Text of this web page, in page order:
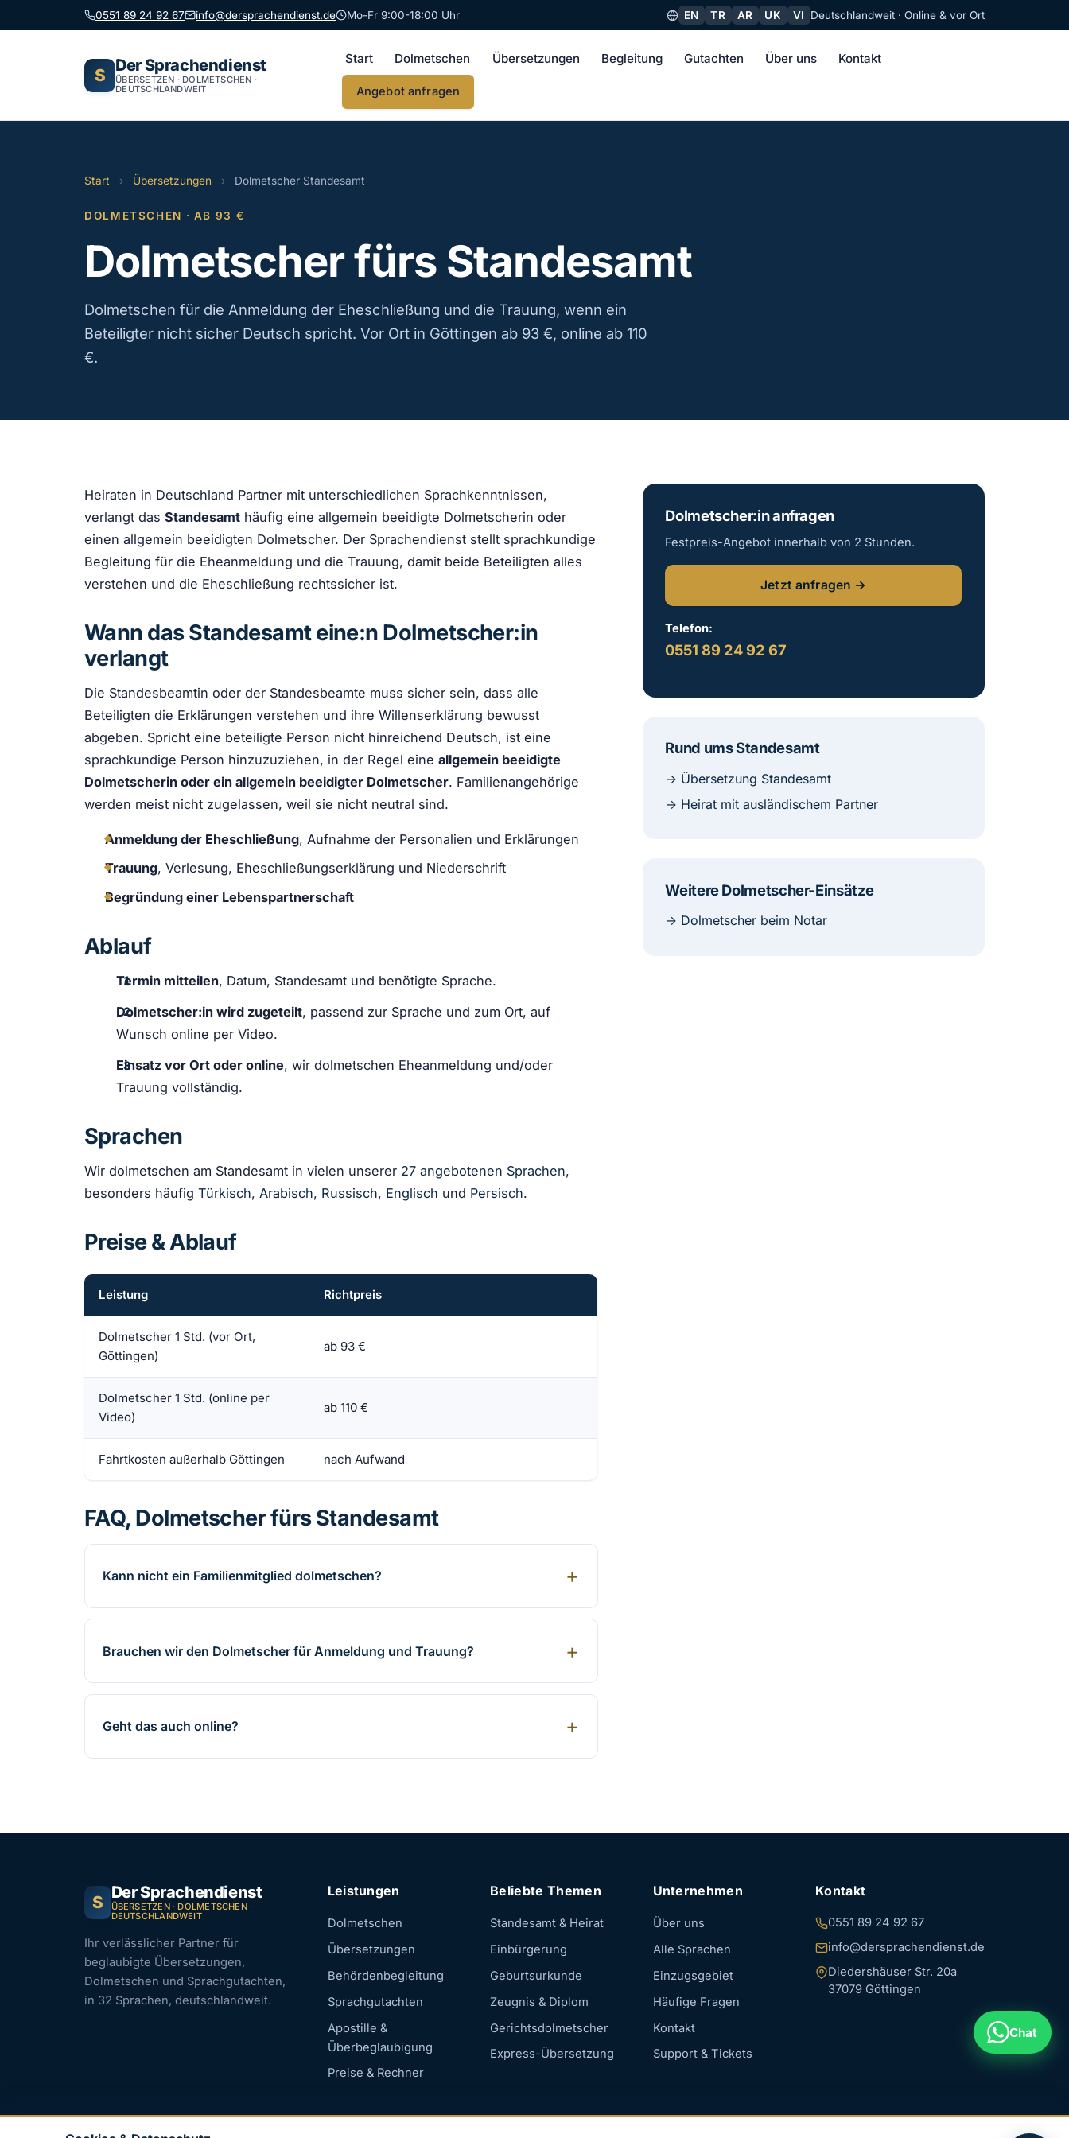
0551 89 24 92 67 info@dersprachendienst.de Mo-Fr 9:00-18:00 Uhr EN TR AR UK VI Deutschlandweit · Online & vor Ort
S Der Sprachendienst
ÜBERSETZEN · DOLMETSCHEN ·
DEUTSCHLANDWEIT
Start Dolmetschen Übersetzungen Begleitung Gutachten Über uns Kontakt
Angebot anfragen
Start › Übersetzungen › Dolmetscher Standesamt
DOLMETSCHEN · AB 93 €
Dolmetscher fürs Standesamt
Dolmetschen für die Anmeldung der Eheschließung und die Trauung, wenn ein
Beteiligter nicht sicher Deutsch spricht. Vor Ort in Göttingen ab 93 €, online ab 110
€.
Heiraten in Deutschland Partner mit unterschiedlichen Sprachkenntnissen,
verlangt das Standesamt häufig eine allgemein beeidigte Dolmetscherin oder
einen allgemein beeidigten Dolmetscher. Der Sprachendienst stellt sprachkundige
Begleitung für die Eheanmeldung und die Trauung, damit beide Beteiligten alles
verstehen und die Eheschließung rechtssicher ist.
Wann das Standesamt eine:n Dolmetscher:in
verlangt
Die Standesbeamtin oder der Standesbeamte muss sicher sein, dass alle
Beteiligten die Erklärungen verstehen und ihre Willenserklärung bewusst
abgeben. Spricht eine beteiligte Person nicht hinreichend Deutsch, ist eine
sprachkundige Person hinzuzuziehen, in der Regel eine allgemein beeidigte
Dolmetscherin oder ein allgemein beeidigter Dolmetscher. Familienangehörige
werden meist nicht zugelassen, weil sie nicht neutral sind.
Anmeldung der Eheschließung, Aufnahme der Personalien und Erklärungen
Trauung, Verlesung, Eheschließungserklärung und Niederschrift
Begründung einer Lebenspartnerschaft
Ablauf
Termin mitteilen, Datum, Standesamt und benötigte Sprache.
Dolmetscher:in wird zugeteilt, passend zur Sprache und zum Ort, auf
Wunsch online per Video.
Einsatz vor Ort oder online, wir dolmetschen Eheanmeldung und/oder
Trauung vollständig.
Sprachen
Wir dolmetschen am Standesamt in vielen unserer 27 angebotenen Sprachen,
besonders häufig Türkisch, Arabisch, Russisch, Englisch und Persisch.
Preise & Ablauf
Leistung Richtpreis
Dolmetscher 1 Std. (vor Ort,
Göttingen)
ab 93 €
Dolmetscher 1 Std. (online per
Video)
ab 110 €
Fahrtkosten außerhalb Göttingen nach Aufwand
FAQ, Dolmetscher fürs Standesamt
Kann nicht ein Familienmitglied dolmetschen?
Brauchen wir den Dolmetscher für Anmeldung und Trauung?
Geht das auch online?
Dolmetscher:in anfragen
Festpreis-Angebot innerhalb von 2 Stunden.
Jetzt anfragen →
Telefon:
0551 89 24 92 67
Rund ums Standesamt
→ Übersetzung Standesamt
→ Heirat mit ausländischem Partner
Weitere Dolmetscher-Einsätze
→ Dolmetscher beim Notar
S Der Sprachendienst
ÜBERSETZEN · DOLMETSCHEN ·
DEUTSCHLANDWEIT
Ihr verlässlicher Partner für
beglaubigte Übersetzungen,
Dolmetschen und Sprachgutachten,
in 32 Sprachen, deutschlandweit.
Leistungen
Dolmetschen
Übersetzungen
Behördenbegleitung
Sprachgutachten
Apostille &
Überbeglaubigung
Preise & Rechner
Beliebte Themen
Standesamt & Heirat
Einbürgerung
Geburtsurkunde
Zeugnis & Diplom
Gerichtsdolmetscher
Express-Übersetzung
Unternehmen
Über uns
Alle Sprachen
Einzugsgebiet
Häufige Fragen
Kontakt
Support & Tickets
Kontakt
0551 89 24 92 67
info@dersprachendienst.de
Diedershäuser Str. 20a
37079 Göttingen
Chat